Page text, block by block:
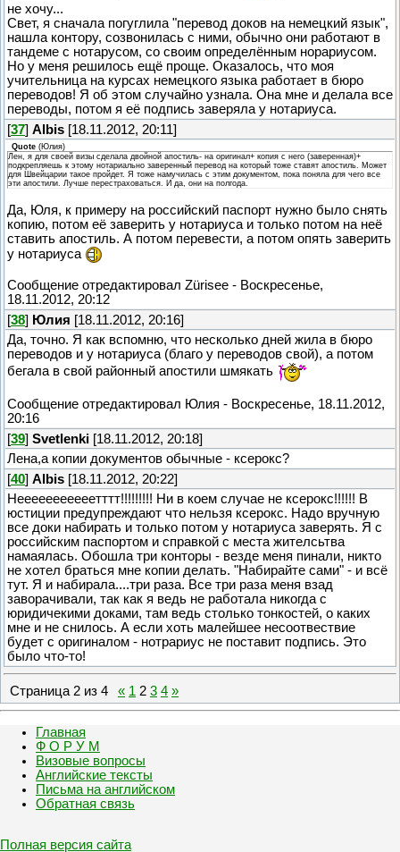
не хочу...
Свет, я сначала погуглила "перевод доков на немецкий язык",
нашла контору, созвонилась с ними, обычно они работают в
тандеме с нотарусом, со своим определённым норариусом.
Но у меня решилось ещё проще. Оказалось, что моя
учительница на курсах немецкого языка работает в бюро
переводов! Я об этом случайно узнала. Она мне и делала все
переводы, потом я её подпись заверяла у нотариуса.
[37] Albis [18.11.2012, 20:11]
Quote (Юлия)
Лен, я для своей визы сделала двойной апостиль- на оригинал+ копия с него (заверенная)+
подкрепляешь к этому нотариально заверенный перевод на который тоже ставят апостиль. Может
для Швейцарии такое пройдет. Я тоже намучилась с этим документом, пока поняла для чего все
эти апостили. Лучше перестраховаться. И да, они на полгода.
Да, Юля, к примеру на российский паспорт нужно было снять
копию, потом её заверить у нотариуса и только потом на неё
ставить апостиль. А потом перевести, а потом опять заверить
у нотариуса
Сообщение отредактировал Zürisee - Воскресенье,
18.11.2012, 20:12
[38] Юлия [18.11.2012, 20:16]
Да, точно. Я как вспомню, что несколько дней жила в бюро
переводов и у нотариуса (благо у переводов свой), а потом
бегала в свой районный апостили шмякать
Сообщение отредактировал Юлия - Воскресенье, 18.11.2012,
20:16
[39] Svetlenki [18.11.2012, 20:18]
Лена,а копии документов обычные - ксерокс?
[40] Albis [18.11.2012, 20:22]
Нееееееееееетттт!!!!!!!!! Ни в коем случае не ксерокс!!!!!! В
юстиции предупреждают что нельзя ксерокс. Надо вручную
все доки набирать и только потом у нотариуса заверять. Я с
российским паспортом и справкой с места жителсьтва
намаялась. Обошла три конторы - везде меня пинали, никто
не хотел браться мне копии делать. "Набирайте сами" - и всё
тут. Я и набирала....три раза. Все три раза меня взад
заворачивали, так как я ведь не работала никогда с
юридичекими доками, там ведь столько тонкостей, о каких
мне и не снилось. А если хоть малейшее несоотвествие
будет с оригиналом - нотрариус не поставит подпись. Это
было что-то!
Страница 2 из 4 « 1 2 3 4 »
Главная
Ф О Р У М
Визовые вопросы
Английские тексты
Письма на английском
Обратная связь
Полная версия сайта